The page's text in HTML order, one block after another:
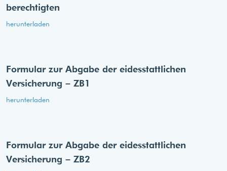
berechtigten
herunterladen
Formular zur Abgabe der eides­stattlichen
Versicherung – ZB1
herunterladen
Formular zur Abgabe der eides­stattlichen
Versicherung – ZB2